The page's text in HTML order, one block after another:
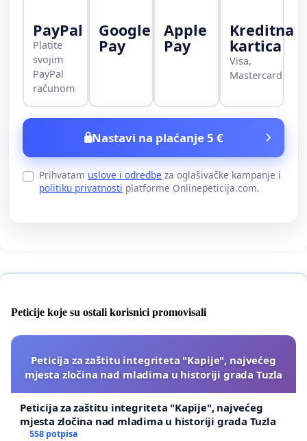
PayPal
Platite
svojim
PayPal
računom
Google
Pay
Apple
Pay
Kreditna
kartica
Visa,
Mastercard
Nastavi na plaćanje 5 €
Prihvatam uslove i odredbe za oglašivačke kampanje i
politiku privatnosti platforme Onlinepeticija.com.
Peticije koje su ostali korisnici promovisali
Peticija za zaštitu integriteta "Kapije", najvećeg
mjesta zločina nad mladima u historiji grada Tuzla
Peticija za zaštitu integriteta "Kapije", najvećeg
mjesta zločina nad mladima u historiji grada Tuzla
558 potpisa